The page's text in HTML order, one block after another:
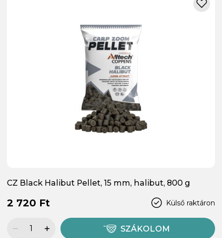
CZ Black Halibut Pellet, 15 mm, halibut, 800 g
Külső raktáron
2 720 Ft
SZÁKOLOM